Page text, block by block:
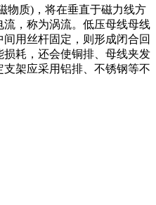
物质)，将在垂直于磁力线方
，称为涡流。低压母线母线
用丝杆固定，则形成闭合回
耗，还会使铜排、母线夹发
架应采用铝排、不锈钢等不